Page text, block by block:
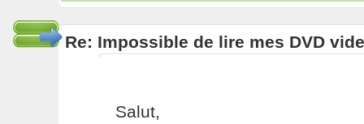
Re: Impossible de lire mes DVD
Salut,